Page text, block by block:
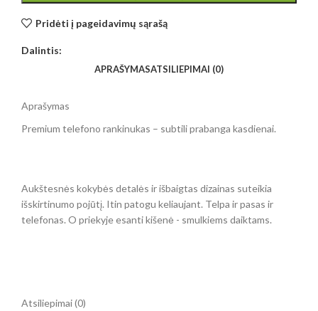
Pridėti į pageidavimų sąrašą
Dalintis:
APRAŠYMASATSILIEPIMAI (0)
Aprašymas
Premium telefono rankinukas – subtili prabanga kasdienai.
Aukštesnės kokybės detalės ir išbaigtas dizainas suteikia
išskirtinumo pojūtį. Itin patogu keliaujant. Telpa ir pasas ir
telefonas. O priekyje esanti kišenė - smulkiems daiktams.
Atsiliepimai (0)